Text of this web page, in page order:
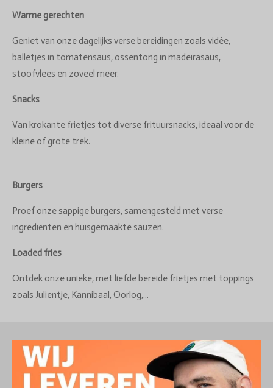
Warme gerechten
Geniet van onze dagelijks verse bereidingen zoals vidée,
balletjes in tomatensaus, ossentong in madeirasaus,
stoofvlees en zoveel meer.
Snacks
Van krokante frietjes tot diverse frituursnacks, ideaal voor de
kleine of grote trek.
Burgers
Proef onze sappige burgers, samengesteld met verse
ingrediënten en huisgemaakte sauzen.
Loaded fries
Ontdek onze unieke, met liefde bereide frietjes met toppings
zoals Julientje, Kannibaal, Oorlog,...